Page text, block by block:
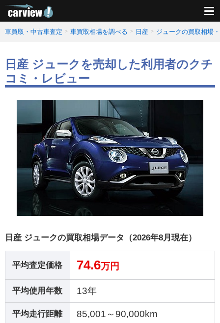
車買取・中古車査定 車買取相場を調べる 日産 ジュークの買取相場
日産 ジュークを売却した利用者のクチ
コミ・レビュー
日産 ジュークの買取相場データ（2026年8月現在）
平均査定価格 74.6万円
平均使用年数 13年
平均走行距離 85,001～90,000km